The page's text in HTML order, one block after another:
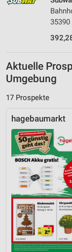
Aktuelle
Umgebung
17 Prospekte
hagebaumarkt